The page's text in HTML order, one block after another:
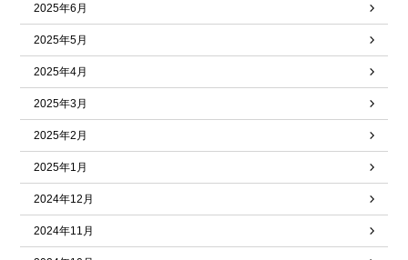
2025年6月
2025年5月
2025年4月
2025年3月
2025年2月
2025年1月
2024年12月
2024年11月